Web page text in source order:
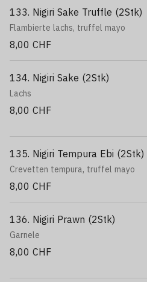
133. Nigiri Sake Truffle (2Stk)
Flambierte lachs, truffel mayo
8,00 CHF
134. Nigiri Sake (2Stk)
Lachs
8,00 CHF
135. Nigiri Tempura Ebi (2Stk)
Crevetten tempura, truffel mayo
8,00 CHF
136. Nigiri Prawn (2Stk)
Garnele
8,00 CHF